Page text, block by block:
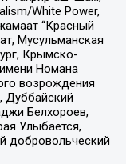
White Power,
“Красный
Мусульманская
Крымско-
Номана
возрождения
Дуббайский
Белхороев,
Улыбается,
добровольческий